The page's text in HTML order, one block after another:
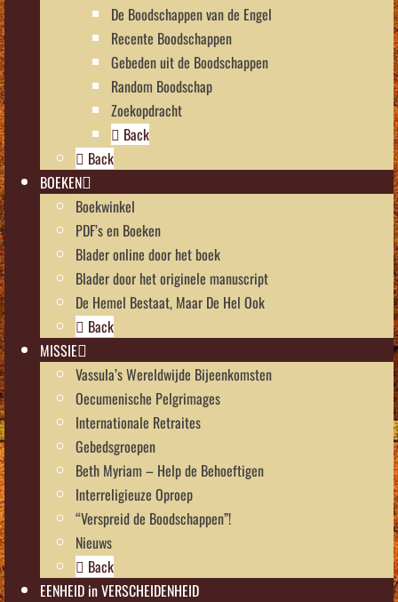
De Boodschappen van de Engel
Recente Boodschappen
Gebeden uit de Boodschappen
Random Boodschap
Zoekopdracht
Back
Back
BOEKEN
Boekwinkel
PDF’s en Boeken
Blader online door het boek
Blader door het originele manuscript
De Hemel Bestaat, Maar De Hel Ook
Back
MISSIE
Vassula’s Wereldwijde Bijeenkomsten
Oecumenische Pelgrimages
Internationale Retraites
Gebedsgroepen
Beth Myriam – Help de Behoeftigen
Interreligieuze Oproep
“Verspreid de Boodschappen”!
Nieuws
Back
EENHEID in VERSCHEIDENHEID